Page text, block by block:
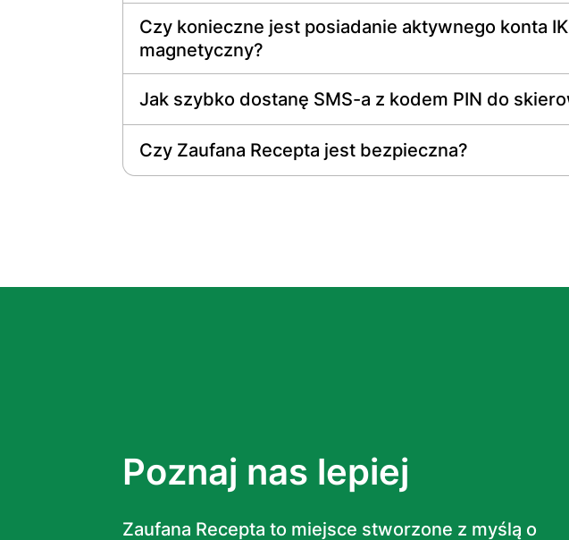
Czy konieczne jest posiadanie aktywnego konta
magnetyczny?
Jak szybko dostanę SMS-a z kodem PIN do
Czy Zaufana Rесерtа jest bezpieczna?
Poznaj nas lepiej
Zaufana Rесерta to miejsce stworzone z myślą o